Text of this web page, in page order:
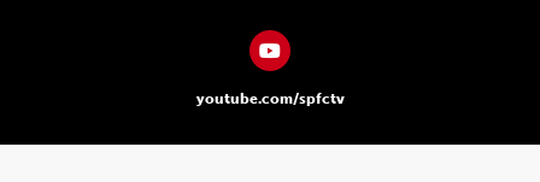
youtube.com/spfctv